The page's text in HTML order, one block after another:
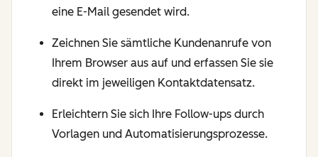
eine E-Mail gesendet wird.
Zeichnen Sie sämtliche Kundenanrufe von
Ihrem Browser aus auf und erfassen Sie sie
direkt im jeweiligen Kontaktdatensatz.
Erleichtern Sie sich Ihre Follow-ups durch
Vorlagen und Automatisierungsprozesse.